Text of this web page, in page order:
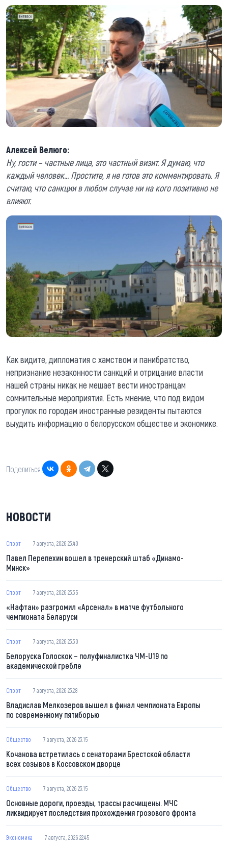
Алексей Велюго:
Ну, гости – частные лица, это частный визит. Я думаю, что
каждый человек… Простите, я не готов это комментировать. Я
считаю, что санкции в любом случае ни на кого позитивно не
влияют.
Как видите, дипломатия с хамством и панибратство,
непризнание незаконности санкций и отрицание власти
нашей страны никак не мешает вести иностранцам
сомнительные мероприятия. Есть мнение, что под видом
прогулок по городам иностранные резиденты пытаются
выудить информацию о белорусском обществе и экономике.
Поделиться:
НОВОСТИ
Спорт 7 августа, 2026 23:40
Павел Перепехин вошел в тренерский штаб «Динамо-
Минск»
Спорт 7 августа, 2026 23:35
«Нафтан» разгромил «Арсенал» в матче футбольного
чемпионата Беларуси
Спорт 7 августа, 2026 23:30
Белоруска Голоскок – полуфиналистка ЧМ-U19 по
академической гребле
Спорт 7 августа, 2026 23:28
Владислав Мелкозеров вышел в финал чемпионата Европы
по современному пятиборью
Общество 7 августа, 2026 23:15
Кочанова встретилась с сенаторами Брестской области
всех созывов в Коссовском дворце
Общество 7 августа, 2026 23:15
Основные дороги, проезды, трассы расчищены. МЧС
ликвидирует последствия прохождения грозового фронта
Экономика 7 августа, 2026 22:45